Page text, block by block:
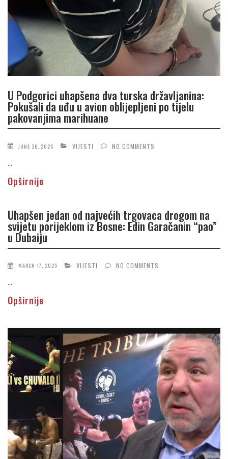
U Podgorici uhapšena dva turska državljanina:
Pokušali da uđu u avion oblijepljeni po tijelu
pakovanjima marihuane
JUNE 26, 2025 VIJESTI NO COMMENTS
...
Opširnije
Uhapšen jedan od najvećih trgovaca drogom na
svijetu porijeklom iz Bosne: Edin Garačanin “pao”
u Dubaiju
MARCH 17, 2025 VIJESTI NO COMMENTS
...
Opširnije